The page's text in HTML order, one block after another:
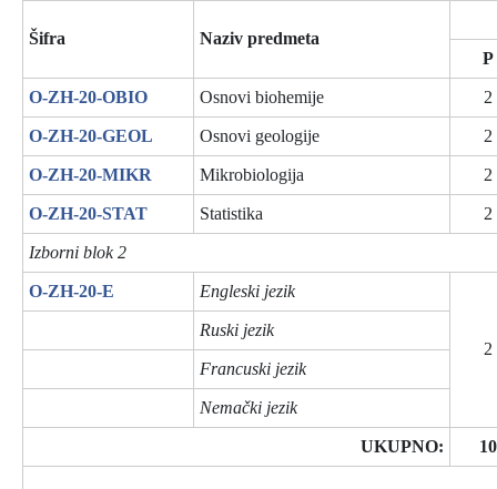
Šifra
Naziv predmeta
P
O-ZH-20-OBIO Osnovi biohemije 2
O-ZH-20-GEOL Osnovi geologije 2
O-ZH-20-MIKR Mikrobiologija 2
O-ZH-20-STAT Statistika 2
Izborni blok 2
O-ZH-20-E Engleski jezik
2
Ruski jezik
Francuski jezik
Nemački jezik
UKUPNO: 10